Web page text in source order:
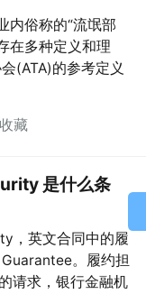
内俗称的“流氓部
在多种定义和理
(ATA)的参考定义
收藏
是什么条
，英文合同中的履
。履约担
请求，银行金融机